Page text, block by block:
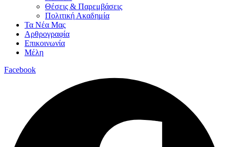
Θέσεις & Παρεμβάσεις
Πολιτική Ακαδημία
Τα Νέα Μας
Αρθρογραφία
Επικοινωνία
Μέλη
Facebook